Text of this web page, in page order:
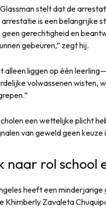
stelt dat de
is een belangrijke
gerechtigheid en
gebeuren,” zegt hij.
alleen liggen op één
volwassenen wisten,
een wettelijke plicht
van geweld geen keuze
naar rol school
heeft een
Khimberly Zavaleta